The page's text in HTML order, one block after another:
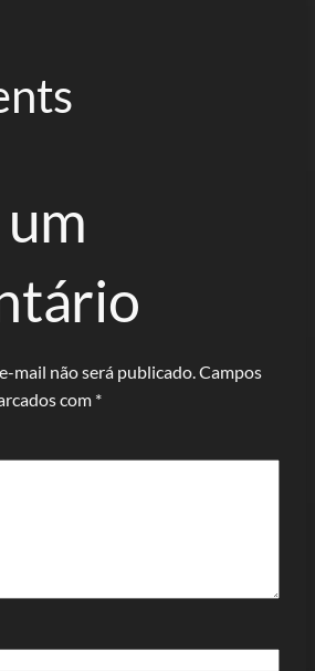
mail não será publicado.Campos
com *